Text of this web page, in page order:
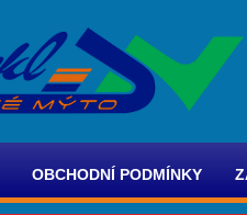
OBCHODNÍ PODMÍNKY